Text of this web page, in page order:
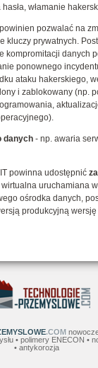
włamanie
pozwalać na
kluczy prywatnych.
kompromitacji danych
ponownego
ataku hakerskiego,
i zablokowany (np.
danych - np. awaria
powinna udostępnić
uruchamiana
ośrodka danych,
produkcyjną
.COM
• polimery ENECON •
• antykorozja